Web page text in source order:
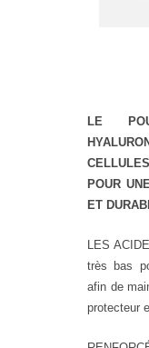
LE
POUR
ET
LES
très bas
afin de
protecteur